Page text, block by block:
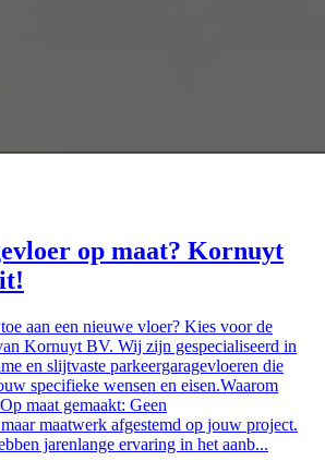
op maat? Kornuyt
aan een nieuwe vloer? Kies voor de
Kornuyt BV. Wij zijn gespecialiseerd in
en slijtvaste parkeergaragevloeren die
specifieke wensen en eisen.Waarom
maat gemaakt: Geen
maatwerk afgestemd op jouw project.
jarenlange ervaring in het aanb...